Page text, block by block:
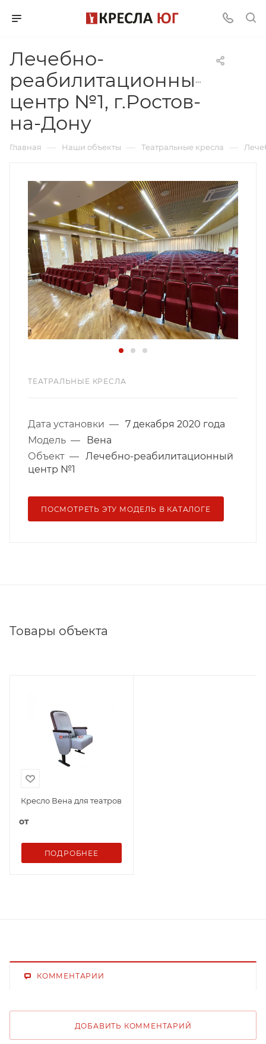
Лечебно-
реабилитационный
центр №1, г.Ростов-
на-Дону
Главная — Наши объекты — Театральные кресла —
ТЕАТРАЛЬНЫЕ КРЕСЛА
Дата установки — 7 декабря 2020 года
Модель —
Вена
Объект —
Лечебно-реабилитационный
центр №1
ПОСМОТРЕТЬ ЭТУ МОДЕЛЬ В КАТАЛОГЕ
Товары объекта
Кресло Вена для театров
от
ПОДРОБНЕЕ
КОММЕНТАРИИ
ДОБАВИТЬ КОММЕНТАРИЙ